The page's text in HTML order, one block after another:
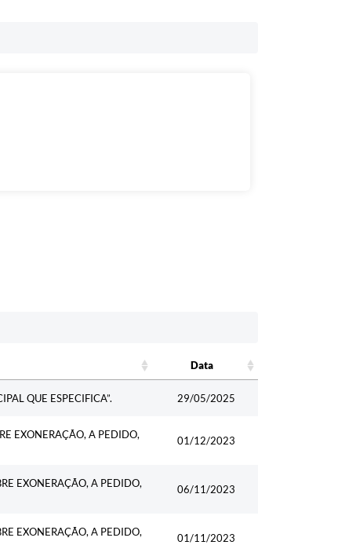
Data
QUE ESPECIFICA”. 29/05/2025
EXONERAÇÃO, A PEDIDO,
01/12/2023
EXONERAÇÃO, A PEDIDO,
06/11/2023
EXONERAÇÃO, A PEDIDO,
01/11/2023